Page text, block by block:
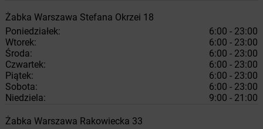
Żabka Warszawa Stefana Okrzei 18
Poniedziałek:
6:00 - 23:00
Wtorek:
6:00 - 23:00
Środa:
6:00 - 23:00
Czwartek:
6:00 - 23:00
Piątek:
6:00 - 23:00
Sobota:
6:00 - 23:00
Niedziela:
9:00 - 21:00
Żabka Warszawa Rakowiecka 33